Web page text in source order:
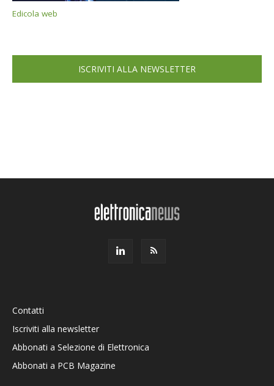
Edicola web
ISCRIVITI ALLA NEWSLETTER
Contatti
Iscriviti alla newsletter
Abbonati a Selezione di Elettronica
Abbonati a PCB Magazine